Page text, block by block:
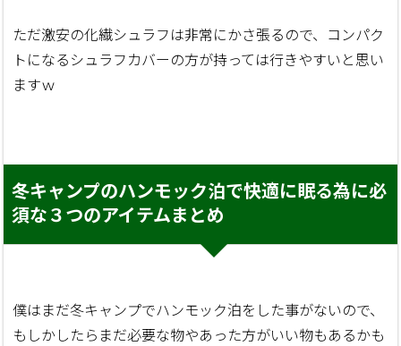
ただ激安の化繊シュラフは非常にかさ張るので、コンパク
トになるシュラフカバーの方が持っては行きやすいと思い
ますｗ
冬キャンプのハンモック泊で快適に眠る為に必
須な３つのアイテムまとめ
僕はまだ冬キャンプでハンモック泊をした事がないので、
もしかしたらまだ必要な物やあった方がいい物もあるかも